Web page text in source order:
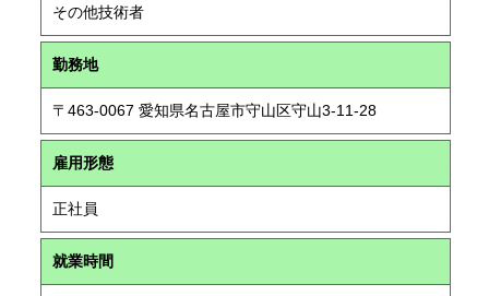
その他技術者
勤務地
〒463-0067 愛知県名古屋市守山区守山3-11-28
雇用形態
正社員
就業時間